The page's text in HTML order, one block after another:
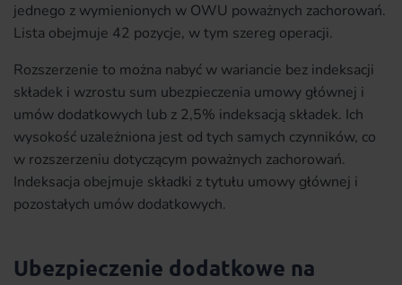
jednego z wymienionych w OWU poważnych zachorowań.
Lista obejmuje 42 pozycje, w tym szereg operacji.
Rozszerzenie to można nabyć w wariancie bez indeksacji
składek i wzrostu sum ubezpieczenia umowy głównej i
umów dodatkowych lub z 2,5% indeksacją składek. Ich
wysokość uzależniona jest od tych samych czynników, co
w rozszerzeniu dotyczącym poważnych zachorowań.
Indeksacja obejmuje składki z tytułu umowy głównej i
pozostałych umów dodatkowych.
Ubezpieczenie dodatkowe na